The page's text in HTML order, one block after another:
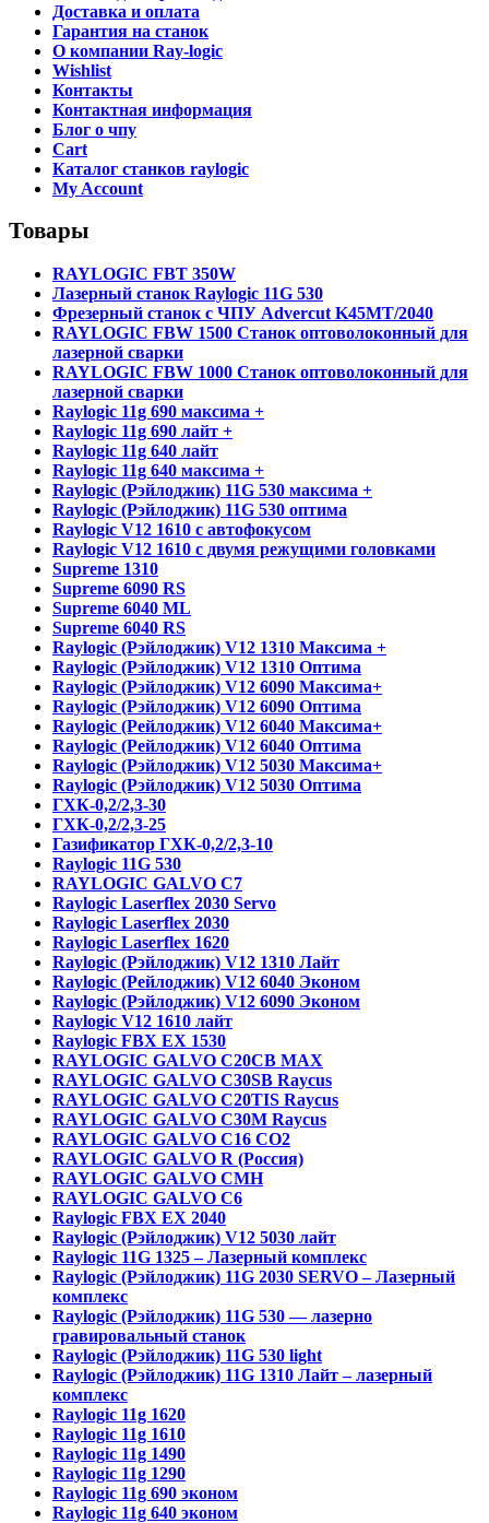
Доставка и оплата
Гарантия на станок
О компании Ray-logic
Wishlist
Контакты
Контактная информация
Блог о чпу
Cart
Каталог станков raylogic
My Account
Товары
RAYLOGIC FBT 350W
Лазерный станок Raylogic 11G 530
Фрезерный станок с ЧПУ Advercut K45MT/2040
RAYLOGIC FBW 1500 Станок оптоволоконный для
лазерной сварки
RAYLOGIC FBW 1000 Станок оптоволоконный для
лазерной сварки
Raylogic 11g 690 максима +
Raylogic 11g 690 лайт +
Raylogic 11g 640 лайт
Raylogic 11g 640 максима +
Raylogic (Рэйлоджик) 11G 530 максима +
Raylogic (Рэйлоджик) 11G 530 оптима
Raylogic V12 1610 с автофокусом
Raylogic V12 1610 с двумя режущими головками
Supreme 1310
Supreme 6090 RS
Supreme 6040 ML
Supreme 6040 RS
Raylogic (Рэйлоджик) V12 1310 Максима +
Raylogic (Рэйлоджик) V12 1310 Оптима
Raylogic (Рэйлоджик) V12 6090 Максима+
Raylogic (Рэйлоджик) V12 6090 Оптима
Raylogic (Рейлоджик) V12 6040 Максима+
Raylogic (Рейлоджик) V12 6040 Оптима
Raylogic (Рэйлоджик) V12 5030 Максима+
Raylogic (Рэйлоджик) V12 5030 Оптима
ГХК-0,2/2,3-30
ГХК-0,2/2,3-25
Газификатор ГХК-0,2/2,3-10
Raylogic 11G 530
RAYLOGIC GALVO С7
Raylogic Laserflex 2030 Servo
Raylogic Laserflex 2030
Raylogic Laserflex 1620
Raylogic (Рэйлоджик) V12 1310 Лайт
Raylogic (Рейлоджик) V12 6040 Эконом
Raylogic (Рэйлоджик) V12 6090 Эконом
Raylogic V12 1610 лайт
Raylogic FBX EX 1530
RAYLOGIC GALVO С20CB MAX
RAYLOGIC GALVO С30SB Raycus
RAYLOGIC GALVO C20TIS Raycus
RAYLOGIC GALVO С30M Raycus
RAYLOGIC GALVO С16 CO2
RAYLOGIC GALVO R (Россия)
RAYLOGIC GALVO CMH
RAYLOGIC GALVO С6
Raylogic FBX EX 2040
Raylogic (Рэйлоджик) V12 5030 лайт
Raylogic 11G 1325 – Лазерный комплекс
Raylogic (Рэйлоджик) 11G 2030 SERVO – Лазерный
комплекс
Raylogic (Рэйлоджик) 11G 530 — лазерно
гравировальный станок
Raylogic (Рэйлоджик) 11G 530 light
Raylogic (Рэйлоджик) 11G 1310 Лайт – лазерный
комплекс
Raylogic 11g 1620
Raylogic 11g 1610
Raylogic 11g 1490
Raylogic 11g 1290
Raylogic 11g 690 эконом
Raylogic 11g 640 эконом